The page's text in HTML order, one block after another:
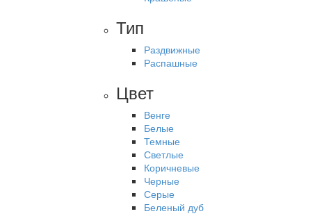
Тип
Раздвижные
Распашные
Цвет
Венге
Белые
Темные
Светлые
Коричневые
Черные
Серые
Беленый дуб